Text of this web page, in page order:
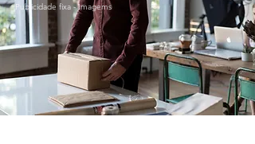
Publicidade fixa - Imagems